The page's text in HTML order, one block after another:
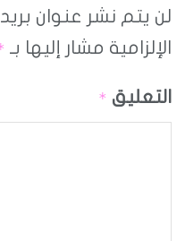
لن يتم نشر عنوان
الإلزامية مشار إليها بـ
التعليق *